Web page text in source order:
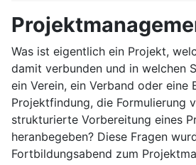
Was ist eigentlich ein Projekt,
damit verbunden und in welchen
ein Verein, ein Verband oder eine
Projektfindung, die Formulierung
strukturierte Vorbereitung eines
heranbegeben? Diese Fragen
Fortbildungsabend zum